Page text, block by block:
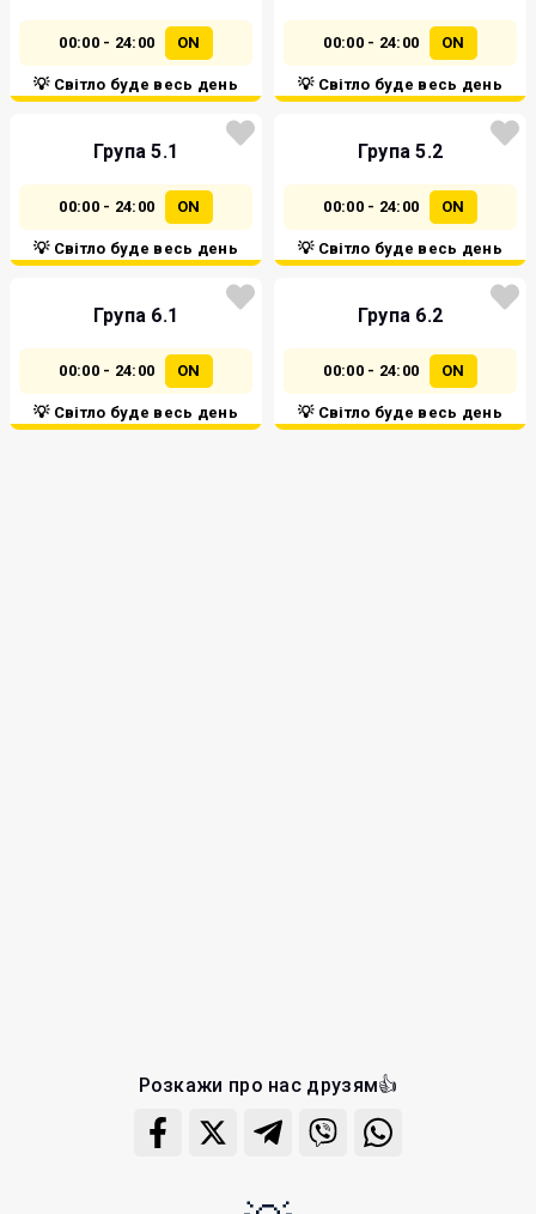
00:00 - 24:00 ON
💡 Світло буде весь день
00:00 - 24:00 ON
💡 Світло буде весь день
Група 5.1
00:00 - 24:00 ON
💡 Світло буде весь день
Група 5.2
00:00 - 24:00 ON
💡 Світло буде весь день
Група 6.1
00:00 - 24:00 ON
💡 Світло буде весь день
Група 6.2
00:00 - 24:00 ON
💡 Світло буде весь день
Розкажи про нас друзям👍